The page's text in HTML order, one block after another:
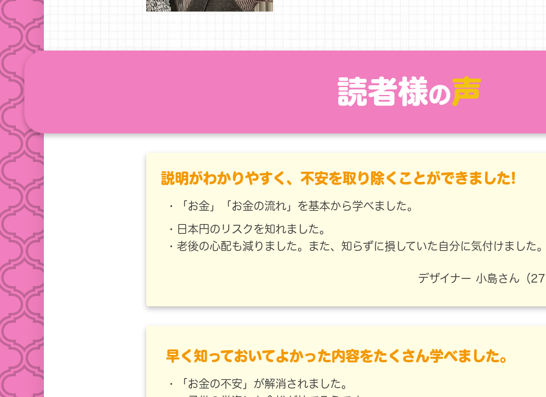
読者様の声
説明がわかりやすく、不安を取り除くことができました!
・「お金」「お金の流れ」を基本から学べました。
・日本円のリスクを知れました。
・老後の心配も減りました。また、知らずに損していた自分に気付けました
デザイナー 小島さん（
早く知っておいてよかった内容をたくさん学べました。
・「お金の不安」が解消されました。